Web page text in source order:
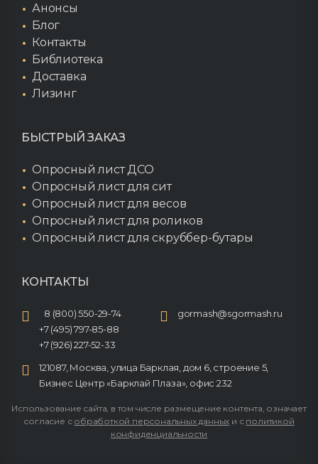
Анонсы
Блог
Контакты
Библиотека
Доставка
Лизинг
БЫСТРЫЙ ЗАКАЗ
Опросный лист ДСО
Опросный лист для сит
Опросный лист для весов
Опросный лист для роликов
Опросный лист для скруббер-бутары
КОНТАКТЫ
8 (800) 550-29-74
+7 (495) 797-85-88
+7 (926) 227-52-33
gormash@sgormash.ru
121087, Москва, улица Барклая, дом 6, строение 5,
Бизнес Центр «Барклай Плаза», офис 232
Использование сайта, в том числе размещение контента, означает
согласие с обработкой персональных данных и с политикой
конфиденциальности